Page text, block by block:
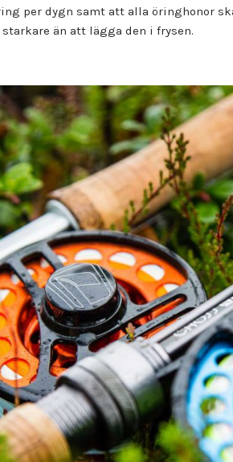
per dygn samt att alla öringhonor
än att lägga den i frysen.